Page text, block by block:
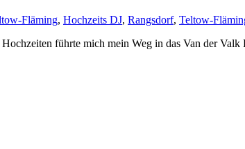
Fläming, Hochzeits DJ, Rangsdorf, Teltow-
führte mich mein Weg in das Van der